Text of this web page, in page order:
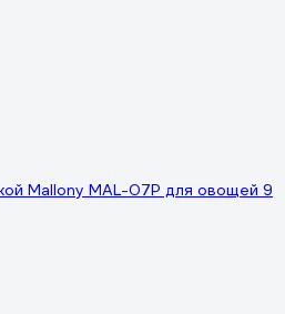
Mallony MAL-07P для овощей 9